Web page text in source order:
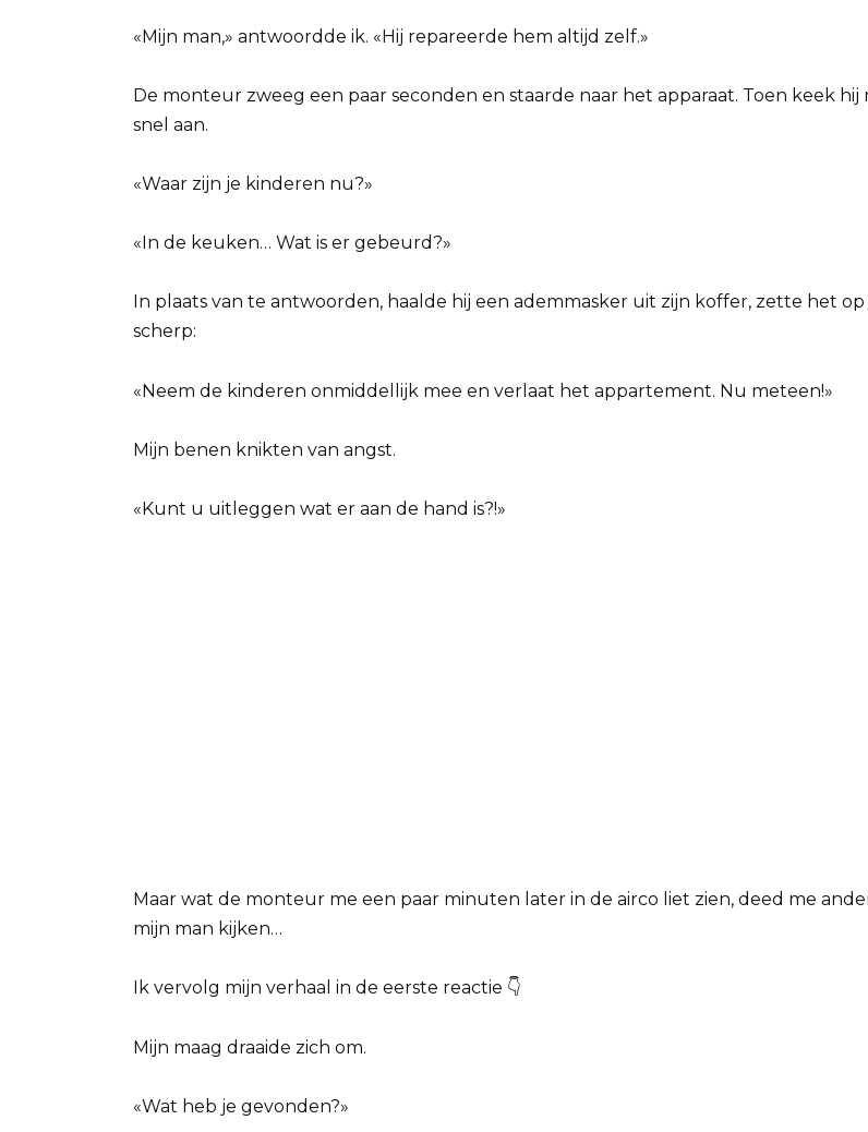
«Mijn man,» antwoordde ik. «Hij repareerde hem altijd zelf.»
De monteur zweeg een paar seconden en staarde naar het apparaat. Toen keek hij
snel aan.
«Waar zijn je kinderen nu?»
«In de keuken… Wat is er gebeurd?»
In plaats van te antwoorden, haalde hij een ademmasker uit zijn koffer, zette het op
scherp:
«Neem de kinderen onmiddellijk mee en verlaat het appartement. Nu meteen!»
Mijn benen knikten van angst.
«Kunt u uitleggen wat er aan de hand is?!»
Maar wat de monteur me een paar minuten later in de airco liet zien, deed me
mijn man kijken…
Ik vervolg mijn verhaal in de eerste reactie 👇
Mijn maag draaide zich om.
«Wat heb je gevonden?»